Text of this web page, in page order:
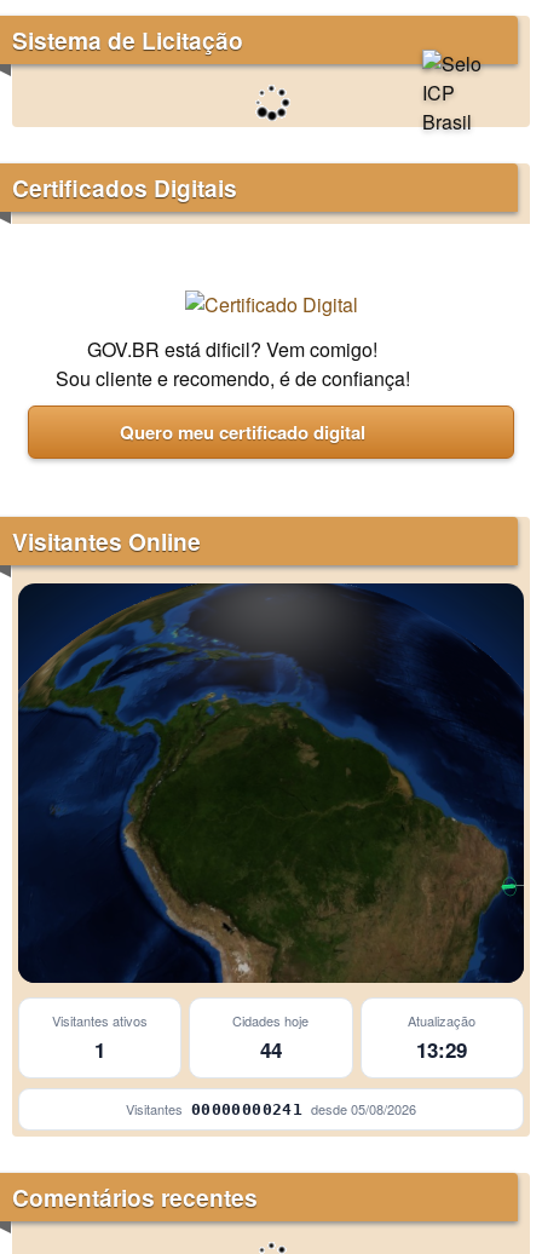
Sistema de Licitação
Certificados Digitais
GOV.BR está dificil? Vem comigo!
Sou cliente e recomendo, é de confiança!
Quero meu certificado digital
Visitantes Online
Visitantes ativos
1
Cidades hoje
44
Atualização
13:29
Visitantes 00000000241 desde05/08/2026
Comentários recentes